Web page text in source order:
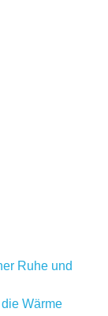
Ruhe und
Wärme